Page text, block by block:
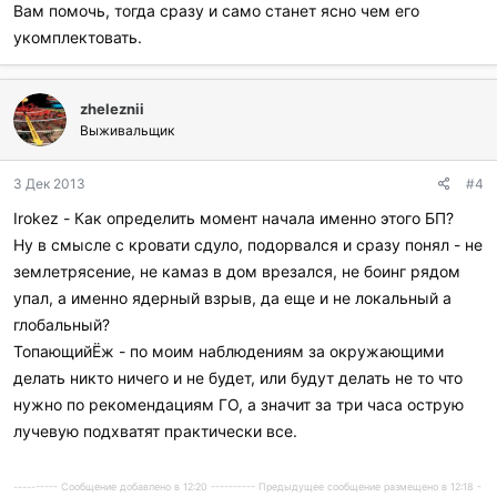
Вам помочь, тогда сразу и само станет ясно чем его
укомплектовать.
zheleznii
Выживальщик
3 Дек 2013 #4
Irokez - Как определить момент начала именно этого БП?
Ну в смысле с кровати сдуло, подорвался и сразу понял - не
землетрясение, не камаз в дом врезался, не боинг рядом
упал, а именно ядерный взрыв, да еще и не локальный а
глобальный?
ТопающийЁж - по моим наблюдениям за окружающими
делать никто ничего и не будет, или будут делать не то что
нужно по рекомендациям ГО, а значит за три часа острую
лучевую подхватят практически все.
---------- Сообщение добавлено в 12:20 ---------- Предыдущее сообщение размещено в 12:18 -